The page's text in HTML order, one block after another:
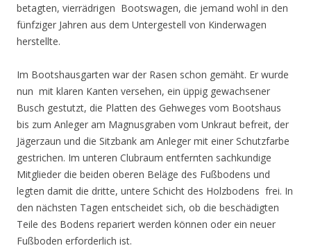
betagten, vierrädrigen Bootswagen, die jemand wohl in den
fünfziger Jahren aus dem Untergestell von Kinderwagen
herstellte.
Im Bootshausgarten war der Rasen schon gemäht. Er wurde
nun mit klaren Kanten versehen, ein üppig gewachsener
Busch gestutzt, die Platten des Gehweges vom Bootshaus
bis zum Anleger am Magnusgraben vom Unkraut befreit, der
Jägerzaun und die Sitzbank am Anleger mit einer Schutzfarbe
gestrichen. Im unteren Clubraum entfernten sachkundige
Mitglieder die beiden oberen Beläge des Fußbodens und
legten damit die dritte, untere Schicht des Holzbodens frei. In
den nächsten Tagen entscheidet sich, ob die beschädigten
Teile des Bodens repariert werden können oder ein neuer
Fußboden erforderlich ist.